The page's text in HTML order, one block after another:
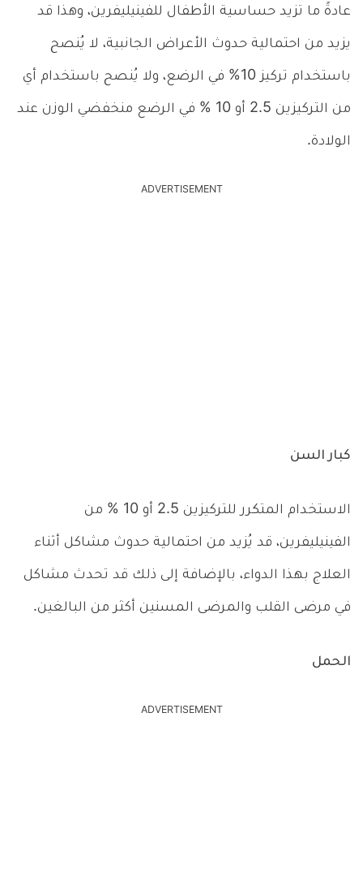
عادةً ما تزيد حساسية الأطفال للفينيليفرين، وهذا قد
يزيد من احتمالية حدوث الأعراض الجانبية، لا يُنصح
باستخدام تركيز 10% في الرضع، ولا يُنصح باستخدام أي
من التركيزين 2.5 أو 10 % في الرضع منخفضي الوزن عند
الولادة.
ADVERTISEMENT
كبار السن
الاستخدام المتكرر للتركيزين 2.5 أو 10 % من
الفينيليفرين، قد يُزيد من احتمالية حدوث مشاكل أثناء
العلاج بهذا الدواء، بالإضافة إلى ذلك قد تحدث مشاكل
في مرضى القلب والمرضى المسنين أكثر من البالغين.
الحمل
ADVERTISEMENT